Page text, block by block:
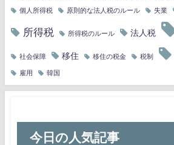
個人所得税 原則的な法人税のルール 失業
所得税 所得税のルール 法人税
社会保障 移住 移住の税金 税制
雇用 韓国
今日の人気記事